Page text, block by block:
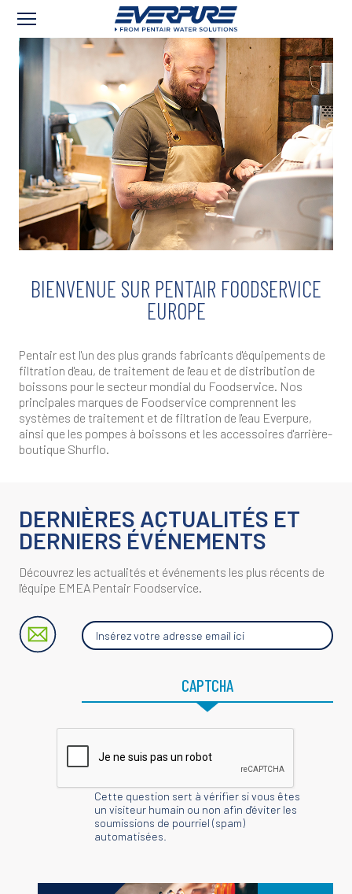
BIENVENUE SUR PENTAIR FOODSERVICE
EUROPE
Pentair est l'un des plus grands fabricants d'équipements de
filtration d'eau, de traitement de l'eau et de distribution de
boissons pour le secteur mondial du Foodservice. Nos
principales marques de Foodservice comprennent les
systèmes de traitement et de filtration de l'eau Everpure,
ainsi que les pompes à boissons et les accessoires d'arrière-
boutique Shurflo.
DERNIÈRES ACTUALITÉS ET
DERNIERS ÉVÉNEMENTS
Découvrez les actualités et événements les plus récents de
l'équipe EMEA Pentair Foodservice.
Insérez
votre
adresse
CAPTCHA
Cette question sert à vérifier si vous êtes
un visiteur humain ou non afin d'éviter les
soumissions de pourriel (spam)
automatisées.